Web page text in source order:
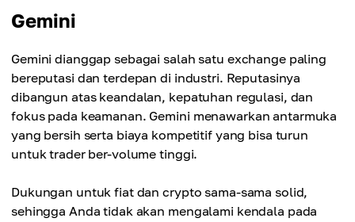
Gemini
Gemini dianggap sebagai salah satu exchange paling
bereputasi dan terdepan di industri. Reputasinya
dibangun atas keandalan, kepatuhan regulasi, dan
fokus pada keamanan. Gemini menawarkan antarmuka
yang bersih serta biaya kompetitif yang bisa turun
untuk trader ber-volume tinggi.
Dukungan untuk fiat dan crypto sama-sama solid,
sehingga Anda tidak akan mengalami kendala pada